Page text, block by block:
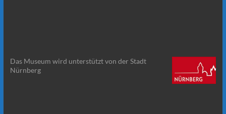
Das Museum wird unterstützt von der Stadt
Nürnberg